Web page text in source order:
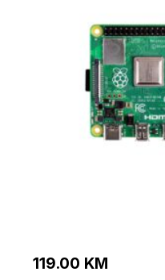
119.00 KM